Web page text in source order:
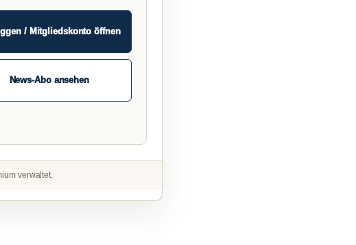
/ Mitgliedskonto öffnen
News-Abo ansehen
verwaltet.